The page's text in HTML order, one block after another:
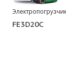
FE3D20C